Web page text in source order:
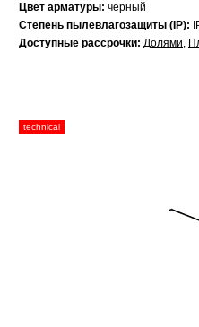
Цвет арматуры: черный
Степень пылевлагозащиты (IP):
Доступные рассрочки: Долями,
technical